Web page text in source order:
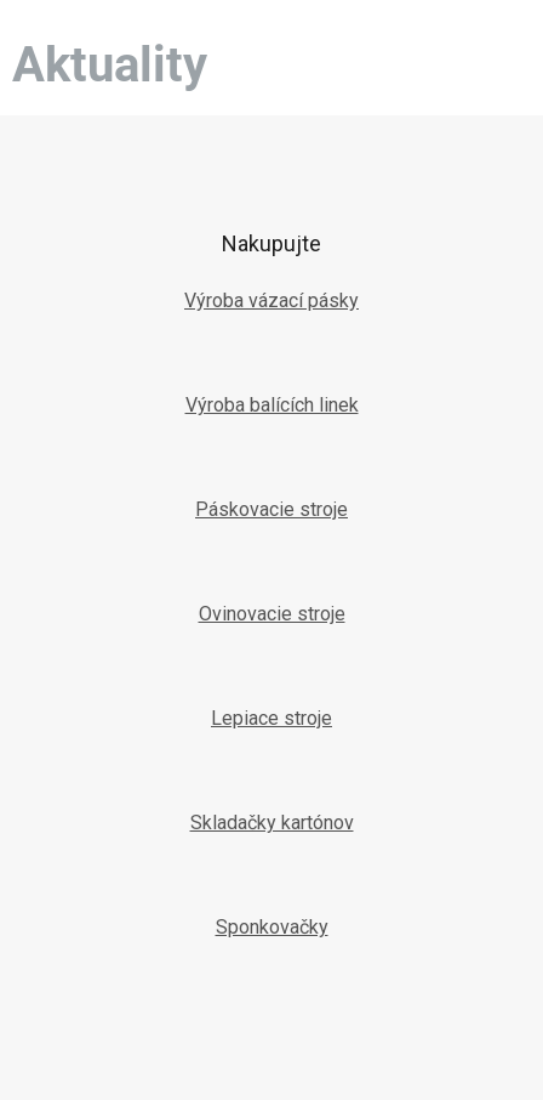
Aktuality
Nakupujte
Výroba vázací pásky
Výroba balících linek
Páskovacie stroje
Ovinovacie stroje
Lepiace stroje
Skladačky kartónov
Sponkovačky